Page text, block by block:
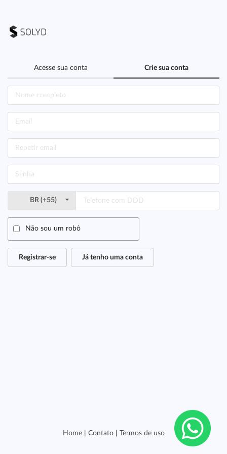
Acesse sua conta Crie sua conta
BR(+55)
Não sou um robô
Registrar-se Já tenho uma conta
Home| Contato| Termos de uso